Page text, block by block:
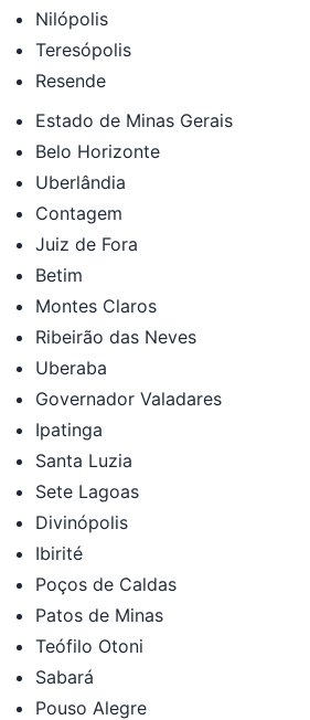
Nilópolis
Teresópolis
Resende
Estado de Minas Gerais
Belo Horizonte
Uberlândia
Contagem
Juiz de Fora
Betim
Montes Claros
Ribeirão das Neves
Uberaba
Governador Valadares
Ipatinga
Santa Luzia
Sete Lagoas
Divinópolis
Ibirité
Poços de Caldas
Patos de Minas
Teófilo Otoni
Sabará
Pouso Alegre